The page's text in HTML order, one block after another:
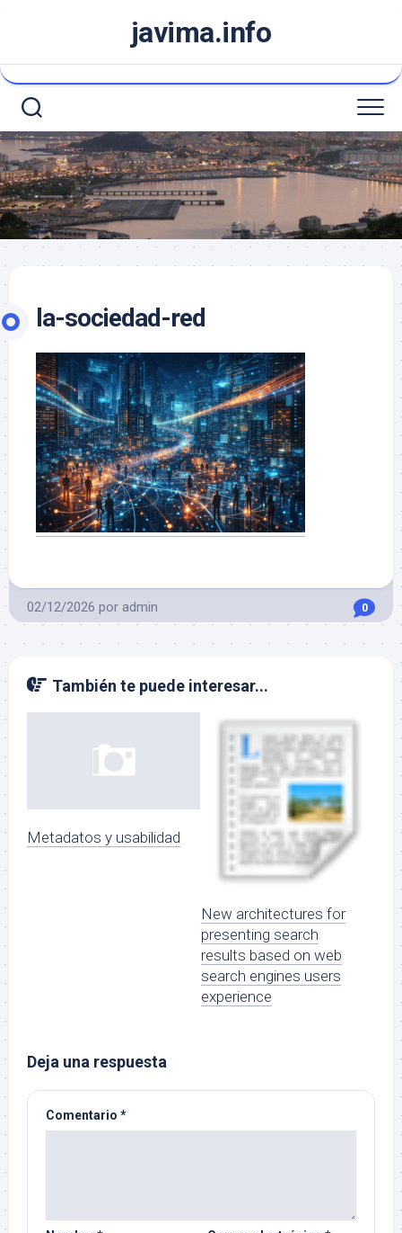
javima.info
la-sociedad-red
02/12/2026 por admin 0
También te puede interesar...
Metadatos y usabilidad
New architectures for
presenting search
results based on web
search engines users
experience
Deja una respuesta
Comentario *